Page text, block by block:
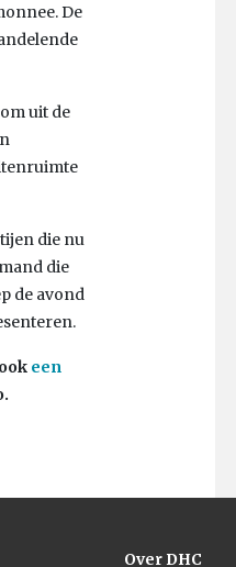
De
uit de
die nu
die
de avond
een
Over DHC